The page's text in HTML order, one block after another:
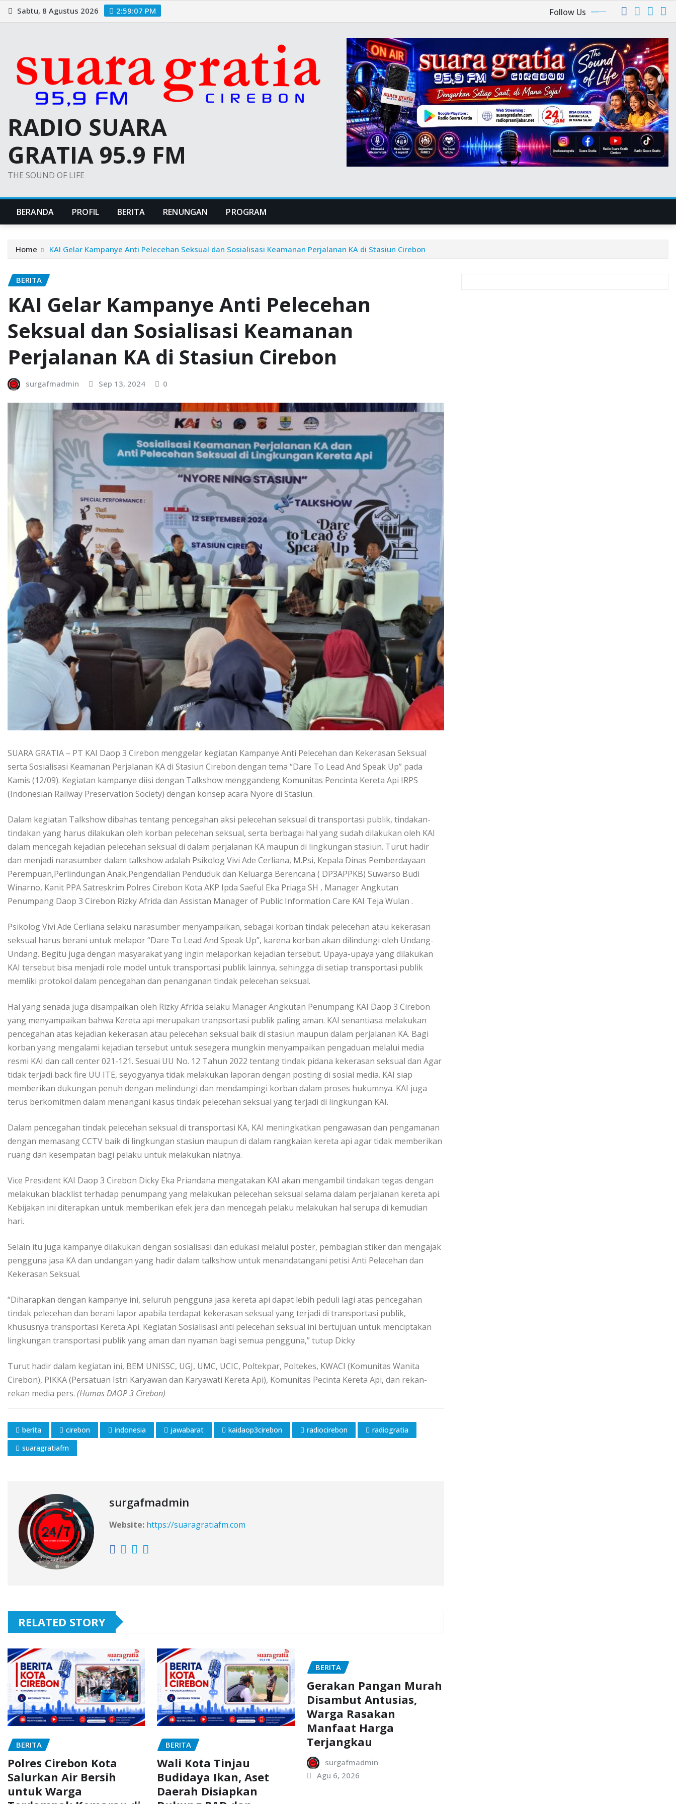
Skip
to
Sabtu, 8 Agustus 2026 2:59:09 PM Follow Us
RADIO SUARA
GRATIA 95.9 FM
THE SOUND OF LIFE
BERANDA PROFIL BERITA RENUNGAN PROGRAM
Home KAI Gelar Kampanye Anti Pelecehan Seksual dan Sosialisasi Keamanan Perjalanan KA di Stasiun Cirebon
BERITA
KAI Gelar Kampanye Anti Pelecehan
Seksual dan Sosialisasi Keamanan
Perjalanan KA di Stasiun Cirebon
surgafmadmin Sep 13, 2024 0
SUARA GRATIA – PT KAI Daop 3 Cirebon menggelar kegiatan Kampanye Anti Pelecehan dan Kekerasan Seksual
serta Sosialisasi Keamanan Perjalanan KA di Stasiun Cirebon dengan tema “Dare To Lead And Speak Up” pada
Kamis (12/09). Kegiatan kampanye diisi dengan Talkshow menggandeng Komunitas Pencinta Kereta Api IRPS
(Indonesian Railway Preservation Society) dengan konsep acara Nyore di Stasiun.
Dalam kegiatan Talkshow dibahas tentang pencegahan aksi pelecehan seksual di transportasi publik, tindakan-
tindakan yang harus dilakukan oleh korban pelecehan seksual, serta berbagai hal yang sudah dilakukan oleh KAI
dalam mencegah kejadian pelecehan seksual di dalam perjalanan KA maupun di lingkungan stasiun. Turut hadir
dan menjadi narasumber dalam talkshow adalah Psikolog Vivi Ade Cerliana, M.Psi, Kepala Dinas Pemberdayaan
Perempuan,Perlindungan Anak,Pengendalian Penduduk dan Keluarga Berencana ( DP3APPKB) Suwarso Budi
Winarno, Kanit PPA Satreskrim Polres Cirebon Kota AKP Ipda Saeful Eka Priaga SH , Manager Angkutan
Penumpang Daop 3 Cirebon Rizky Afrida dan Assistan Manager of Public Information Care KAI Teja Wulan .
Psikolog Vivi Ade Cerliana selaku narasumber menyampaikan, sebagai korban tindak pelecehan atau kekerasan
seksual harus berani untuk melapor “Dare To Lead And Speak Up”, karena korban akan dilindungi oleh Undang-
Undang. Begitu juga dengan masyarakat yang ingin melaporkan kejadian tersebut. Upaya-upaya yang dilakukan
KAI tersebut bisa menjadi role model untuk transportasi publik lainnya, sehingga di setiap transportasi publik
memliki protokol dalam pencegahan dan penanganan tindak pelecehan seksual.
Hal yang senada juga disampaikan oleh Rizky Afrida selaku Manager Angkutan Penumpang KAI Daop 3 Cirebon
yang menyampaikan bahwa Kereta api merupakan tranpsortasi publik paling aman. KAI senantiasa melakukan
pencegahan atas kejadian kekerasan atau pelecehan seksual baik di stasiun maupun dalam perjalanan KA. Bagi
korban yang mengalami kejadian tersebut untuk sesegera mungkin menyampaikan pengaduan melalui media
resmi KAI dan call center 021-121. Sesuai UU No. 12 Tahun 2022 tentang tindak pidana kekerasan seksual dan Agar
tidak terjadi back fire UU ITE, seyogyanya tidak melakukan laporan dengan posting di sosial media. KAI siap
memberikan dukungan penuh dengan melindungi dan mendampingi korban dalam proses hukumnya. KAI juga
terus berkomitmen dalam menangani kasus tindak pelecehan seksual yang terjadi di lingkungan KAI.
Dalam pencegahan tindak pelecehan seksual di transportasi KA, KAI meningkatkan pengawasan dan pengamanan
dengan memasang CCTV baik di lingkungan stasiun maupun di dalam rangkaian kereta api agar tidak memberikan
ruang dan kesempatan bagi pelaku untuk melakukan niatnya.
Vice President KAI Daop 3 Cirebon Dicky Eka Priandana mengatakan KAI akan mengambil tindakan tegas dengan
melakukan blacklist terhadap penumpang yang melakukan pelecehan seksual selama dalam perjalanan kereta api.
Kebijakan ini diterapkan untuk memberikan efek jera dan mencegah pelaku melakukan hal serupa di kemudian
hari.
Selain itu juga kampanye dilakukan dengan sosialisasi dan edukasi melalui poster, pembagian stiker dan mengajak
pengguna jasa KA dan undangan yang hadir dalam talkshow untuk menandatangani petisi Anti Pelecehan dan
Kekerasan Seksual.
“Diharapkan dengan kampanye ini, seluruh pengguna jasa kereta api dapat lebih peduli lagi atas pencegahan
tindak pelecehan dan berani lapor apabila terdapat kekerasan seksual yang terjadi di transportasi publik,
khususnya transportasi Kereta Api. Kegiatan Sosialisasi anti pelecehan seksual ini bertujuan untuk menciptakan
lingkungan transportasi publik yang aman dan nyaman bagi semua pengguna,” tutup Dicky
Turut hadir dalam kegiatan ini, BEM UNISSC, UGJ, UMC, UCIC, Poltekpar, Poltekes, KWACI (Komunitas Wanita
Cirebon), PIKKA (Persatuan Istri Karyawan dan Karyawati Kereta Api), Komunitas Pecinta Kereta Api, dan rekan-
rekan media pers. (Humas DAOP 3 Cirebon)
berita cirebon indonesia jawabarat kaidaop3cirebon radiocirebon
radiogratia
suaragratiafm
surgafmadmin
Website: https://suaragratiafm.com
RELATED STORY
BERITA
Polres Cirebon Kota
Salurkan Air Bersih
untuk Warga
BERITA
Wali Kota Tinjau
Budidaya Ikan, Aset
Daerah Disiapkan
BERITA
Gerakan Pangan Murah
Disambut Antusias,
Warga Rasakan
Manfaat Harga
Terjangkau
surgafmadmin
Agu 6, 2026